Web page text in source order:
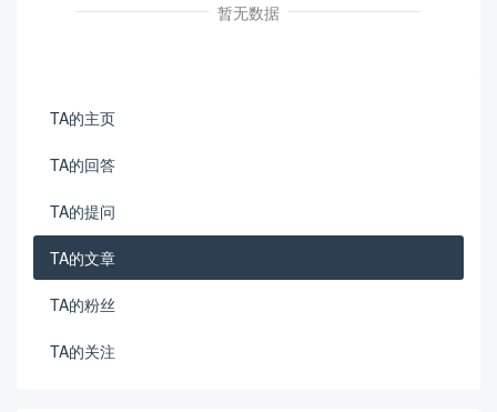
暂无数据
TA的主页
TA的回答
TA的提问
TA的文章
TA的粉丝
TA的关注